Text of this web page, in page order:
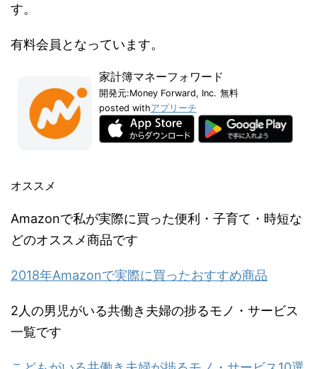
す。
有料会員となっています。
家計簿マネーフォワード
開発元:Money Forward, Inc. 無料
posted withアプリーチ
オススメ
Amazonで私が実際に買った便利・子育て・時短な
どのオススメ商品です
2018年Amazonで実際に買ったおすすめ商品
2人の男児がいる共働き夫婦の捗るモノ・サービス
一覧です